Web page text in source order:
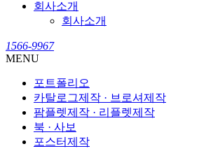
회사소개
회사소개
1566-9967
MENU
포트폴리오
카탈로그제작 · 브로셔제작
팜플렛제작 · 리플렛제작
북 · 사보
포스터제작